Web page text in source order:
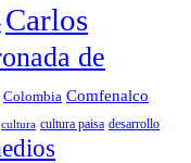
Carlos
de
Colombia Comfenalco
cultura cultura paisa desarrollo